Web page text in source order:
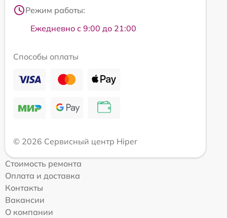
Режим работы:
Ежедневно с 9:00 до 21:00
Способы оплаты
© 2026 Сервисный центр Hiper
Стоимость ремонта
Оплата и доставка
Контакты
Вакансии
О компании